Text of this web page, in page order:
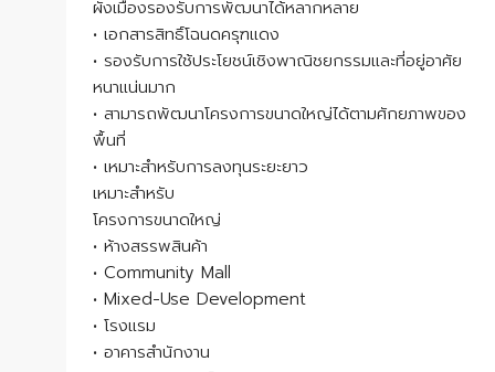
ผังเมืองรองรับการพัฒนาได้หลากหลาย
• เอกสารสิทธิ์โฉนดครุฑแดง
• รองรับการใช้ประโยชน์เชิงพาณิชยกรรมและที่อยู่อาศัย
หนาแน่นมาก
• สามารถพัฒนาโครงการขนาดใหญ่ได้ตามศักยภาพของ
พื้นที่
• เหมาะสำหรับการลงทุนระยะยาว
เหมาะสำหรับ
โครงการขนาดใหญ่
• ห้างสรรพสินค้า
• Community Mall
• Mixed-Use Development
• โรงแรม
• อาคารสำนักงาน